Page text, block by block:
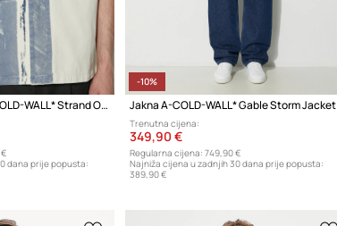
Pamučna košulja A-COLD-WALL* Strand Overshirt
dana prije popusta:
-10%
Jakna A-COLD-WALL* Gable Storm Jacket
Trenutna cijena:
349,90 €
Regularna cijena: 749,90 €
Najniža cijena u zadnjih 30 dana prije popusta:
389,90 €